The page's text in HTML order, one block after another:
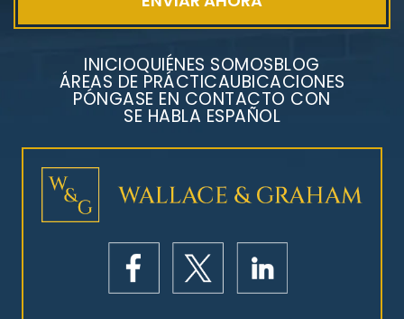
INICIOQUIÉNES SOMOSBLOG
ÁREAS DE PRÁCTICAUBICACIONES
PÓNGASE EN CONTACTO CON
SE HABLA ESPAÑOL